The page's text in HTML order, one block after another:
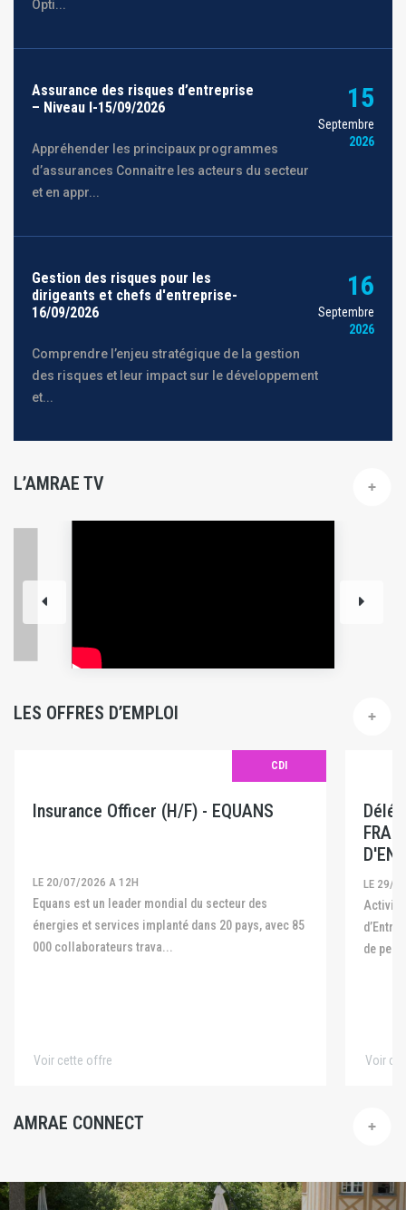
Opti...
Assurance des risques d’entreprise
– Niveau I-15/09/2026
Appréhender les principaux programmes
d’assurances Connaitre les acteurs du secteur
et en appr...
15
Septembre
2026
Gestion des risques pour les
dirigeants et chefs d'entreprise-
16/09/2026
Comprendre l’enjeu stratégique de la gestion
des risques et leur impact sur le développement
et...
16
Septembre
2026
L’AMRAE TV
LES OFFRES D’EMPLOI
CDI
Insurance Officer (H/F) - EQUANS
LE 20/07/2026 A 12H
Equans est un leader mondial du secteur des
énergies et services implanté dans 20 pays, avec 85
000 collaborateurs trava...
Voir cette offre
LE 29/
Activité La Fédération Française des Captives
de
Voir
AMRAE CONNECT